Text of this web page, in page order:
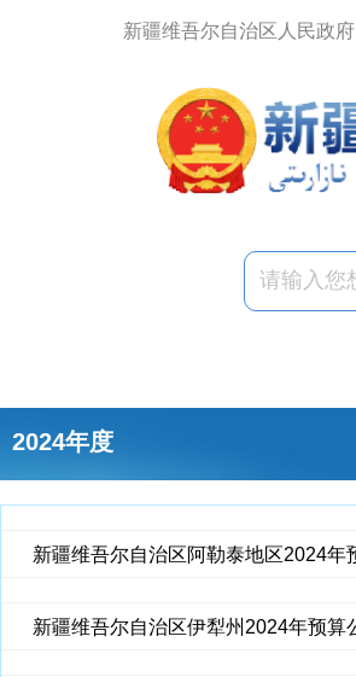
新疆维吾尔自治区人民政府
2024年度
新疆维吾尔自治区阿勒泰地区2024年
新疆维吾尔自治区伊犁州2024年预算